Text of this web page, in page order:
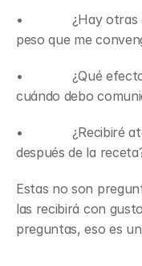
•             ¿Hay
peso que me
•             ¿Qué
cuándo debo
•
después de la
Estas no son
las recibirá con
preguntas, eso es